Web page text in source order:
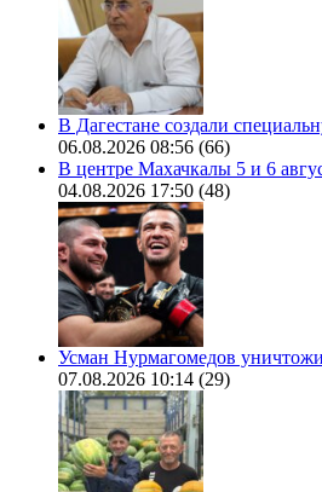
В Дагестане создали
06.08.2026 08:56 (66)
В центре Махачкалы 5 и 6
04.08.2026 17:50 (48)
Усман Нурмагомедов
07.08.2026 10:14 (29)